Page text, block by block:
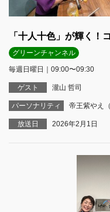
「十人十色」が輝く！
グリーンチャンネル
毎週日曜日｜09:00〜09:30
ゲスト 瀧山 哲司
パーソナリティ 帝王紫やえ
放送日 2026年2月1日